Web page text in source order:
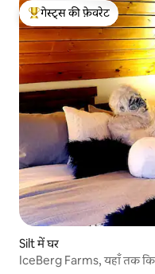
गेस्ट्स का टॉप फ़ेवरेट
गेस्ट्स की फ़ेवरेट
Silt में घर
IceBerg Farms, यहाँ तक